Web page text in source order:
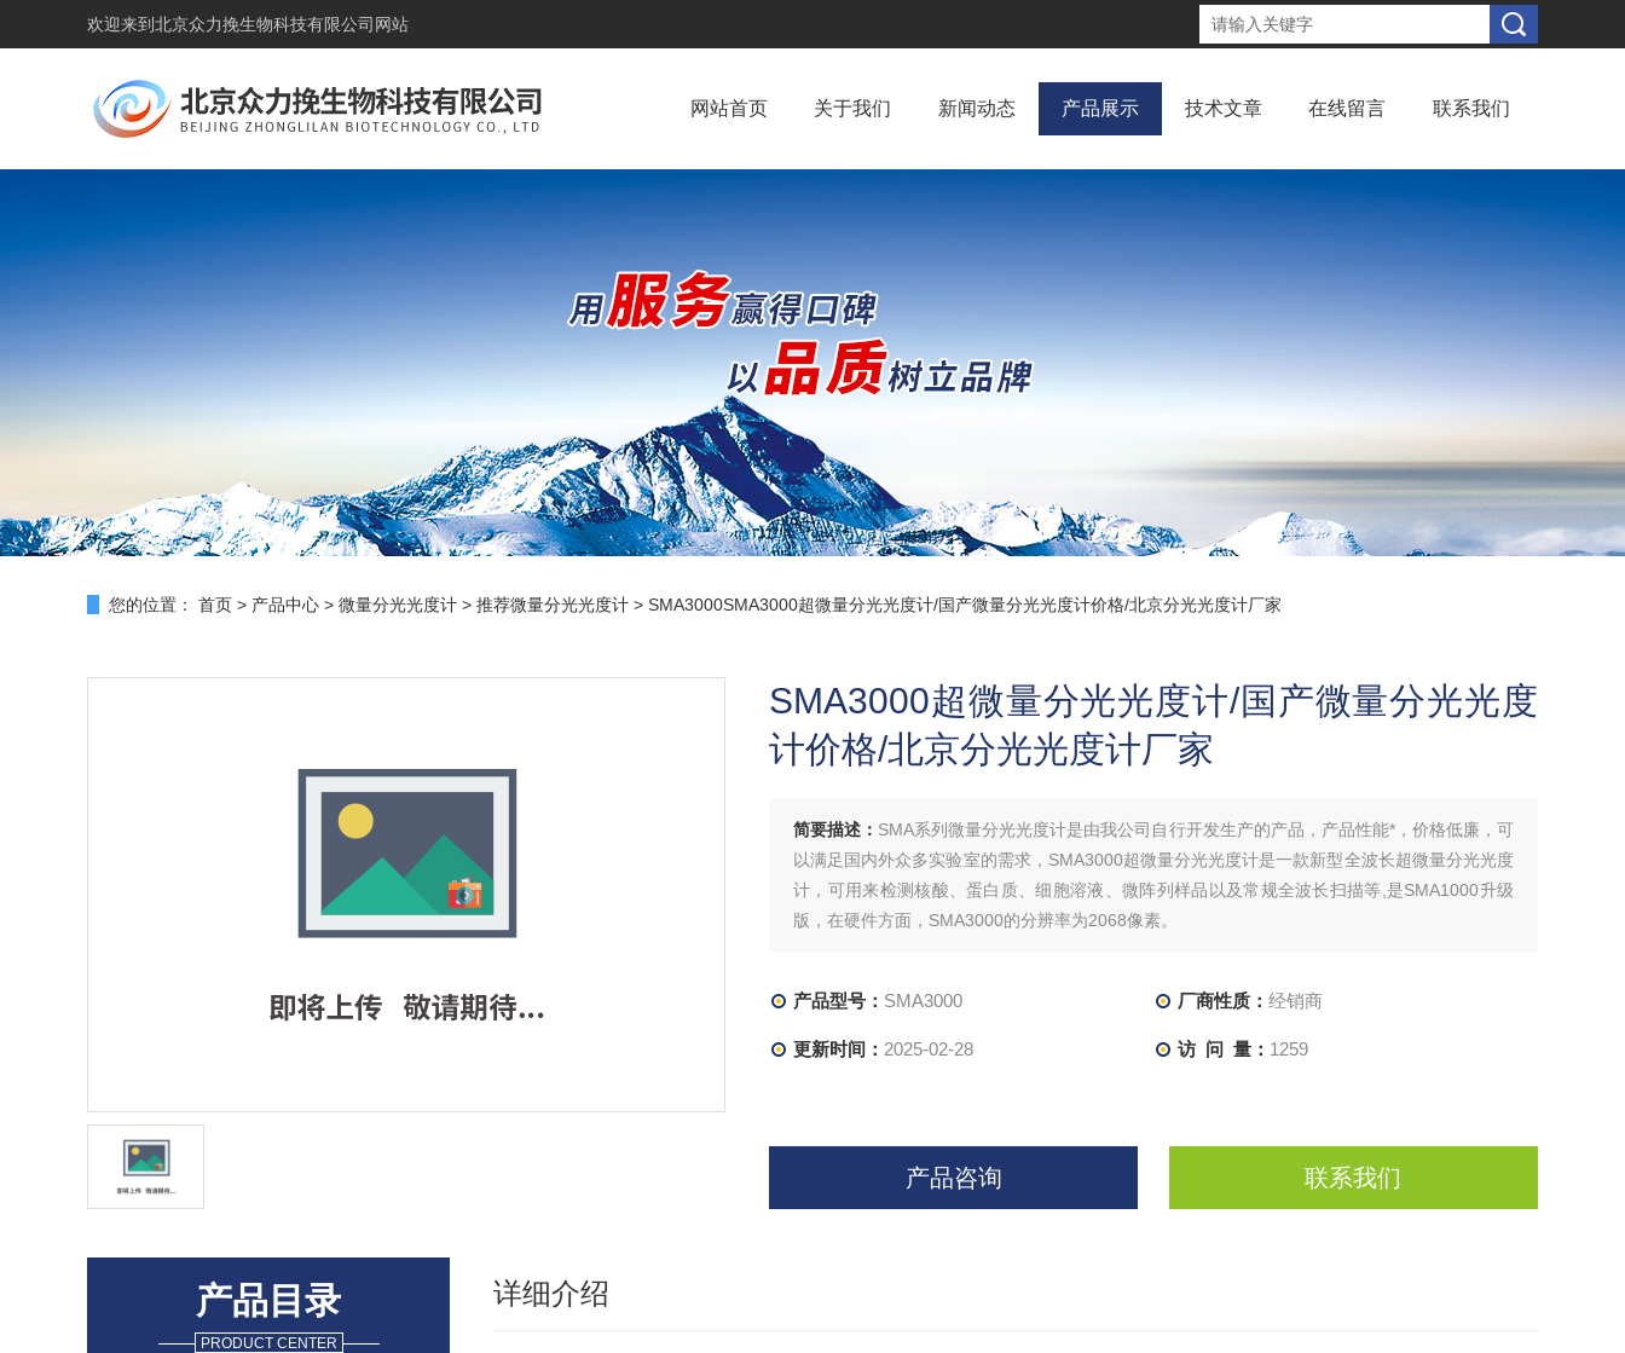
欢迎来到 北京众力挽生物科技有限公司网站
网站首页 关于我们 新闻动态 产品展示 技术文章 在线留言 联系我们
您的位置： 首页 > 产品中心 > 微量分光光度计 > 推荐微量分光光度计 > SMA3000SMA3000超微量分光光度计/国产微量分光光度计价格/北京分光光度计厂家
SMA3000超微量分光光度计/国产微量分光光度
计价格/北京分光光度计厂家
简要描述： SMA系列微量分光光度计是由我公司自行开发生产的产品，产品性能*，价格低廉，可
以满足国内外众多实验室的需求，SMA3000超微量分光光度计是一款新型全波长超微量分光光度
计，可用来检测核酸、蛋白质、细胞溶液、微阵列样品以及常规全波长扫描等,是SMA1000升级
版，在硬件方面，SMA3000的分辨率为2068像素。
产品型号： SMA3000 厂商性质： 经销商
更新时间： 2025-02-28 访 问 量： 1259
产品咨询 联系我们
产品目录
PRODUCT CENTER
详细介绍